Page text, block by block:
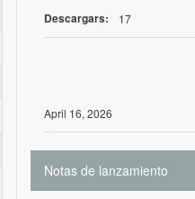
Descargars: 17
April 16, 2026
Notas de lanzamiento